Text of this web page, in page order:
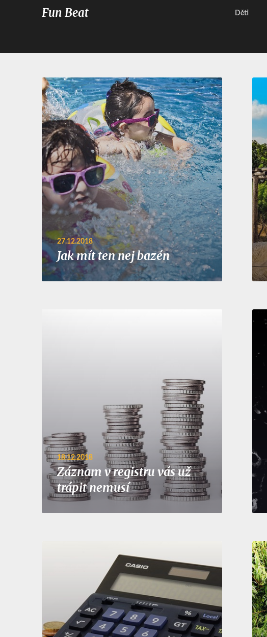
Fun Beat Děti
27.12.2018
Jak mít ten nej bazén
18.12.2018
Záznam v registru vás už
trápit nemusí